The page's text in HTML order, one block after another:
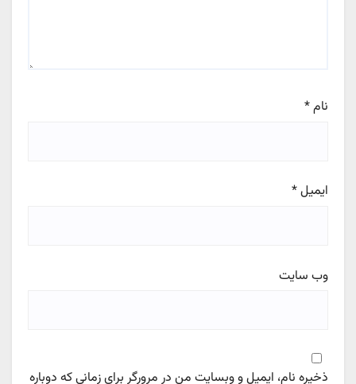
نام*
ایمیل*
وب‌ سایت
ذخیره نام، ایمیل و وبسایت من در مرورگر برای زمانی که دوباره